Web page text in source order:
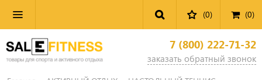
(0) (0)
7 (800) 222-71-32
заказать обратный звонок